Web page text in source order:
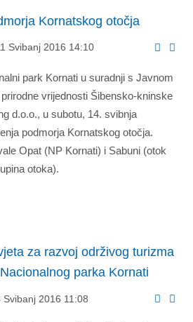
Kornatskog otočja
Svibanj 2016 14:10
park Kornati u suradnji s Javnom
vrijednosti Šibensko-kninske
d.o.o., u subotu, 14. svibnja
podmorja Kornatskog otočja.
Opat (NP Kornati) i Sabuni (otok
otoka).
za razvoj održivog turizma
parka Kornati
2016 11:08